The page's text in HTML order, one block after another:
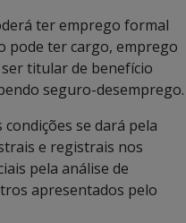
ter emprego formal
pode ter cargo, emprego
titular de benefício
seguro-desemprego.
se dará pela
e registrais nos
pela análise de
apresentados pelo